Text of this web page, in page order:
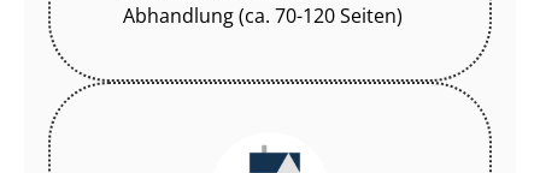
Abhandlung (ca. 70-120 Seiten)